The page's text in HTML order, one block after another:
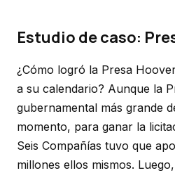
Estudio de caso:
¿Cómo logró la Presa
a su calendario? Aunque la
gubernamental más grande
momento, para ganar la
Seis Compañías tuvo que
millones ellos mismos.